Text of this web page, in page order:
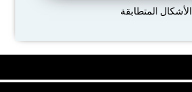
الأشكال المتطابقة